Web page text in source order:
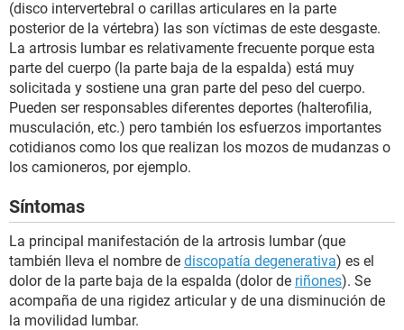
(disco intervertebral o carillas articulares en la parte
posterior de la vértebra) las son víctimas de este desgaste.
La artrosis lumbar es relativamente frecuente porque esta
parte del cuerpo (la parte baja de la espalda) está muy
solicitada y sostiene una gran parte del peso del cuerpo.
Pueden ser responsables diferentes deportes (halterofilia,
musculación, etc.) pero también los esfuerzos importantes
cotidianos como los que realizan los mozos de mudanzas o
los camioneros, por ejemplo.
Síntomas
La principal manifestación de la artrosis lumbar (que
también lleva el nombre de discopatía degenerativa) es el
dolor de la parte baja de la espalda (dolor de riñones). Se
acompaña de una rigidez articular y de una disminución de
la movilidad lumbar.